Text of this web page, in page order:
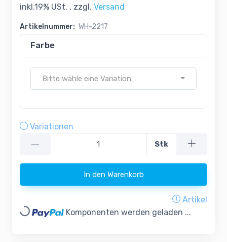
inkl.19% USt. , zzgl. Versand
Artikelnummer: WH-2217
Farbe
Bitte wähle eine Variation.
Variationen
— Stk
In den Warenkorb
Artikel
Loading... Komponenten werden geladen ...